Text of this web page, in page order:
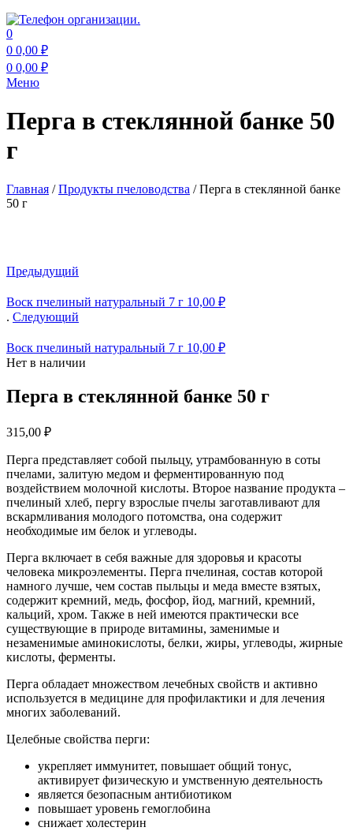
0
0 0,00 ₽
0 0,00 ₽
Меню
Перга в стеклянной банке 50
г
Главная /Продукты пчеловодства /Перга в стеклянной банке
50 г
Предыдущий
Воск пчелиный натуральный 7 г 10,00 ₽
. Следующий
Воск пчелиный натуральный 7 г 10,00 ₽
Нет в наличии
Перга в стеклянной банке 50 г
315,00 ₽
Перга представляет собой пыльцу, утрамбованную в соты
пчелами, залитую медом и ферментированную под
воздействием молочной кислоты. Второе название продукта –
пчелиный хлеб, пергу взрослые пчелы заготавливают для
вскармливания молодого потомства, она содержит
необходимые им белок и углеводы.
Перга включает в себя важные для здоровья и красоты
человека микроэлементы. Перга пчелиная, состав которой
намного лучше, чем состав пыльцы и меда вместе взятых,
содержит кремний, медь, фосфор, йод, магний, кремний,
кальций, хром. Также в ней имеются практически все
существующие в природе витамины, заменимые и
незаменимые аминокислоты, белки, жиры, углеводы, жирные
кислоты, ферменты.
Перга обладает множеством лечебных свойств и активно
используется в медицине для профилактики и для лечения
многих заболеваний.
Целебные свойства перги:
укрепляет иммунитет, повышает общий тонус,
активирует физическую и умственную деятельность
является безопасным антибиотиком
повышает уровень гемоглобина
снижает холестерин